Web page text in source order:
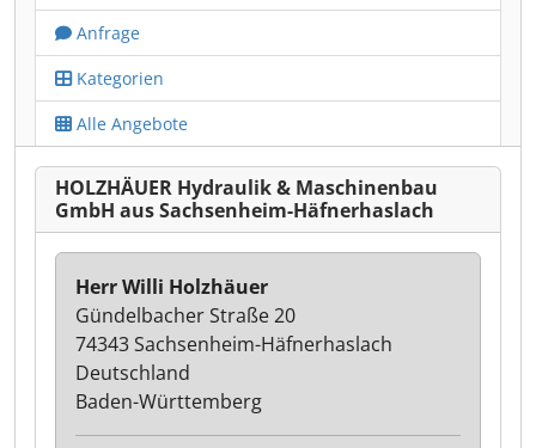
Anfrage
Kategorien
Alle Angebote
HOLZHÄUER Hydraulik & Maschinenbau
GmbH aus Sachsenheim-Häfnerhaslach
Herr Willi Holzhäuer
Gündelbacher Straße 20
74343 Sachsenheim-Häfnerhaslach
Deutschland
Baden-Württemberg